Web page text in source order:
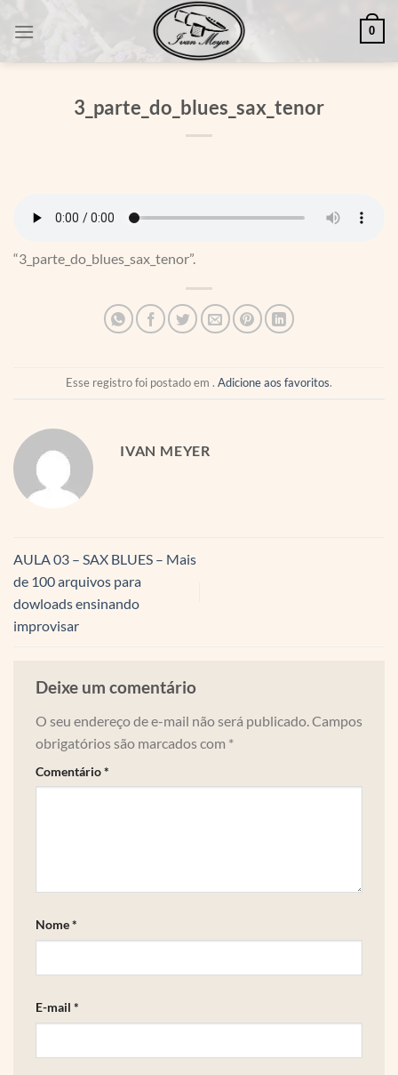
0
3_parte_do_blues_sax_tenor
“3_parte_do_blues_sax_tenor”.
Esse registro foi postado em . Adicione aos favoritos.
IVAN MEYER
AULA 03 – SAX BLUES – Mais
de 100 arquivos para
dowloads ensinando
improvisar
Deixe um comentário
O seu endereço de e-mail não será publicado. Campos
obrigatórios são marcados com *
Comentário*
Nome*
E-mail *